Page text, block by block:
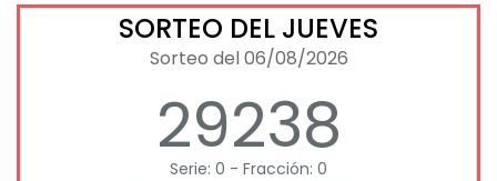
SORTEO DEL JUEVES
Sorteo del 06/08/2026
29238
Serie: 0 - Fracción: 0